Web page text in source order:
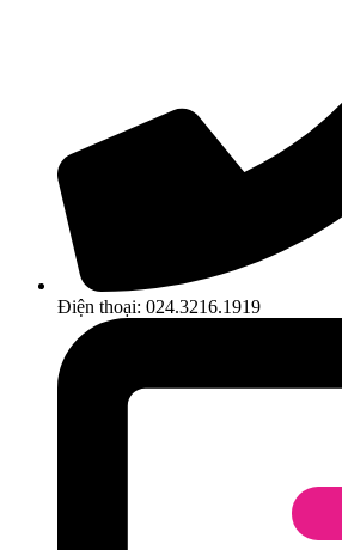
Điện thoại: 024.3216.1919